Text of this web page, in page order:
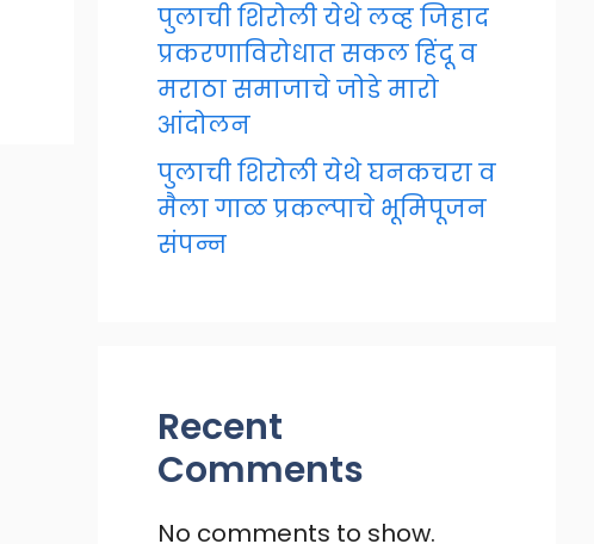
पुलाची शिरोली येथे लव्ह जिहाद
प्रकरणाविरोधात सकल हिंदू व
मराठा समाजाचे जोडे मारो
आंदोलन
पुलाची शिरोली येथे घनकचरा व
मैला गाळ प्रकल्पाचे भूमिपूजन
संपन्न
Recent
Comments
No comments to show.